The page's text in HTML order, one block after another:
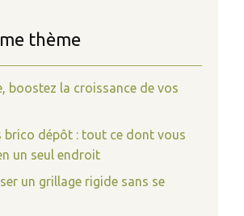
thème
boostez la croissance de vos
brico dépôt : tout ce dont vous
un seul endroit
un grillage rigide sans se